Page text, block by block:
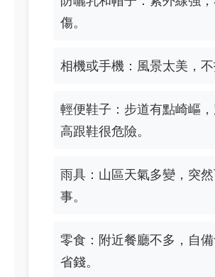
傷。
相機或手機：風景太美，不
輕便鞋子：步道有點崎嶇
高跟鞋很危險。
雨具：山區天氣多變，突
事。
零食：附近餐廳不多，自
省錢。